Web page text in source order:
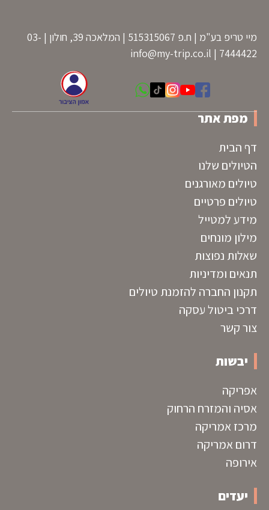
מיי טריפ בע"מ | ח.פ 515315067 | המלאכה 39, חולון | 03-
7444422 |
info@my-trip.co.il
מפת אתר
דף הבית
הטיולים שלנו
טיולים מאורגנים
טיולים פרטיים
מידע למטייל
מילון מונחים
שאלות נפוצות
תנאים ומדיניות
תקנון החברה להזמנת טיולים
דרכי ביטול עסקה
צור קשר
יבשות
אפריקה
אסיה והמזרח הרחוק
מרכז אמריקה
דרום אמריקה
אירופה
יעדים